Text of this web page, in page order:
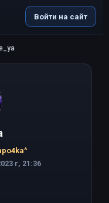
Войти на сайт
г, 21:36